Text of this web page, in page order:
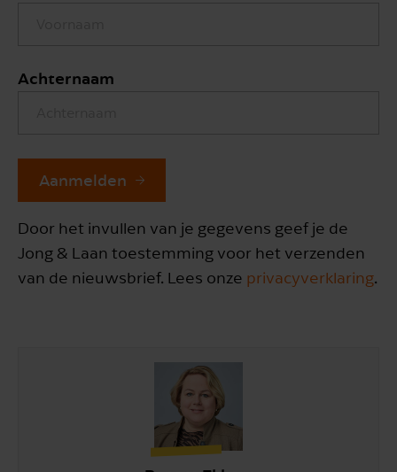
Achternaam
Aanmelden
Door het invullen van je gegevens geef je de
Jong & Laan toestemming voor het verzenden
van de nieuwsbrief. Lees onze privacyverklaring.